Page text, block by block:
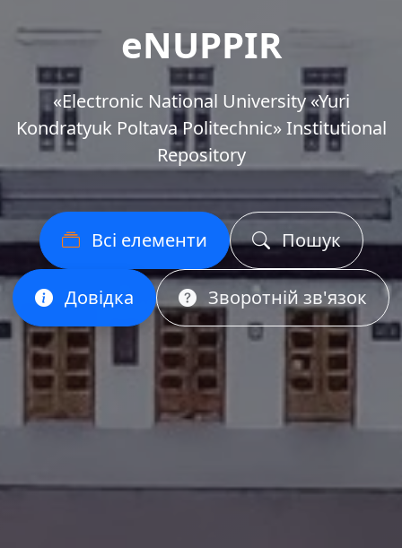
eNUPPIR
«Еlectronic National University «Yuri
Kondratyuk Poltava Politechnic» Institutional
Repository
Всі елементи Пошук
Довідка Зворотній зв'язок